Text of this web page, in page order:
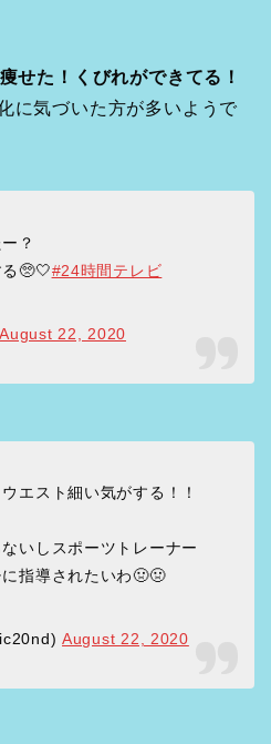
せた！くびれができてる！
に気づいた方が多いようで
？
🥺🤍#24時間テレビ
August 22, 2020
エスト細い気がする！！
いしスポーツトレーナー
指導されたいわ🤢🤢
August 22, 2020